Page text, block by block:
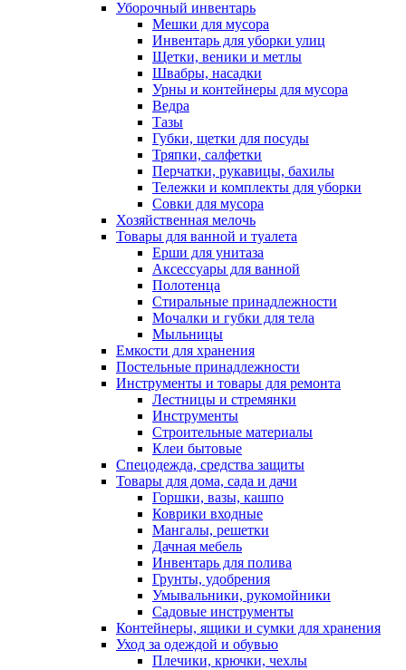
Уборочный инвентарь
Мешки для мусора
Инвентарь для уборки улиц
Щетки, веники и метлы
Швабры, насадки
Урны и контейнеры для мусора
Ведра
Тазы
Губки, щетки для посуды
Тряпки, салфетки
Перчатки, рукавицы, бахилы
Тележки и комплекты для уборки
Совки для мусора
Хозяйственная мелочь
Товары для ванной и туалета
Ерши для унитаза
Аксессуары для ванной
Полотенца
Стиральные принадлежности
Мочалки и губки для тела
Мыльницы
Емкости для хранения
Постельные принадлежности
Инструменты и товары для ремонта
Лестницы и стремянки
Инструменты
Строительные материалы
Клеи бытовые
Спецодежда, средства защиты
Товары для дома, сада и дачи
Горшки, вазы, кашпо
Коврики входные
Мангалы, решетки
Дачная мебель
Инвентарь для полива
Грунты, удобрения
Умывальники, рукомойники
Садовые инструменты
Контейнеры, ящики и сумки для хранения
Уход за одеждой и обувью
Плечики, крючки, чехлы